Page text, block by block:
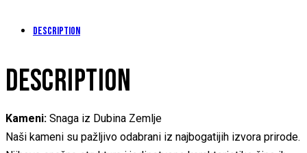
Description
DESCRIPTION
Kameni: Snaga iz Dubina Zemlje
Naši kameni su pažljivo odabrani iz najbogatijih izvora prirode.